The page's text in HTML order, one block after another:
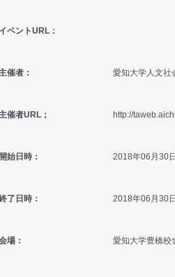
イベントURL：
催者： 愛知大学人文社
催者URL； http://
開始日時： 2018年06月30
了日時： 2018年06月30
場： 愛知大学豊橋校